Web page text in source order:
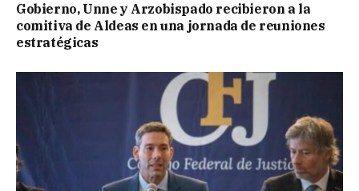
Gobierno, Unne y Arzobispado recibieron a la
comitiva de Aldeas en una jornada de reuniones
estratégicas